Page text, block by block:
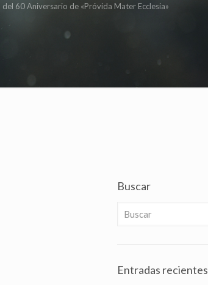
60 Aniversario de «Próvida Mater Ecclesia»
Buscar
Entradas recientes